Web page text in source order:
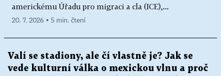
americkému Úřadu pro migraci a cla (ICE),...
20. 7. 2026 ▪ 5 min. čtení
Valí se stadiony, ale čí vlastně je? Jak se
vede kulturní válka o mexickou vlnu a proč